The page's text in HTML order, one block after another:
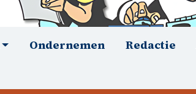
Ondernemen Redactie